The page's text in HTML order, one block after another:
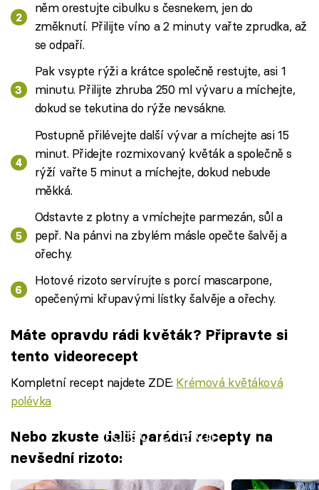
něm orestujte cibulku s česnekem, jen do
změknutí. Přilijte víno a 2 minuty vařte zprudka, až
se odpaří.
Pak vsypte rýži a krátce společně restujte, asi 1
minutu. Přilijte zhruba 250 ml vývaru a míchejte,
dokud se tekutina do rýže nevsákne.
Postupně přilévejte další vývar a míchejte asi 15
minut. Přidejte rozmixovaný květák a společně s
rýží vařte 5 minut a míchejte, dokud nebude
měkká.
Odstavte z plotny a vmíchejte parmezán, sůl a
pepř. Na pánvi na zbylém másle opečte šalvěj a
ořechy.
Hotové rizoto servírujte s porcí mascarpone,
opečenými křupavými lístky šalvěje a ořechy.
Máte opravdu rádi květák? Připravte si
tento videorecept
Kompletní recept najdete ZDE: Krémová květáková
polévka
Failed to fetch
Nebo zkuste další parádní recepty na
nevšední rizoto: